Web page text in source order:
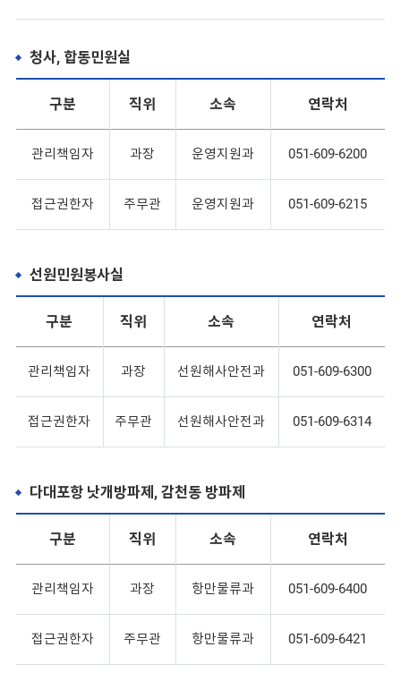
청사, 합동민원실
구분 직위 소속 연락처
관리책임자 과장 운영지원과 051-609-6200
접근권한자 주무관 운영지원과 051-609-6215
선원민원봉사실
구분 직위 소속 연락처
관리책임자 과장 선원해사안전과 051-609-6300
접근권한자 주무관 선원해사안전과 051-609-6314
다대포항 낫개방파제, 감천동 방파제
구분 직위 소속 연락처
관리책임자 과장 항만물류과 051-609-6400
접근권한자 주무관 항만물류과 051-609-6421